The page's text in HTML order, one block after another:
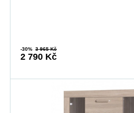
-30% 3 965 Kč
2 790 Kč